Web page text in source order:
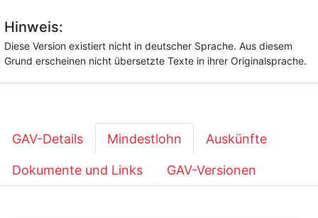
Hinweis:
Diese Version existiert nicht in deutscher Sprache. Aus diesem
Grund erscheinen nicht übersetzte Texte in ihrer Originalsprache.
GAV-Details Mindestlohn Auskünfte
Dokumente und Links GAV-Versionen